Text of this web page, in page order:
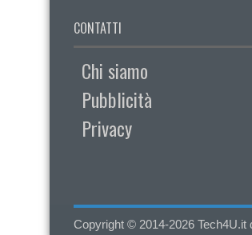
CONTATTI
Chi siamo
Pubblicità
Privacy
Copyright © 2014-2026 Tech4U.it